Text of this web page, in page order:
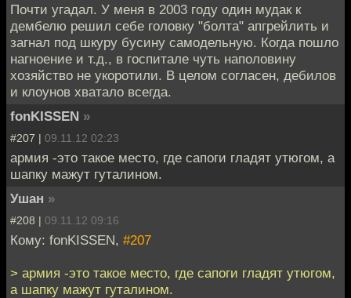
Почти угадал. У меня в 2003 году один мудак к
дембелю решил себе головку "болта" апгрейлить и
загнал под шкуру бусину самодельную. Когда пошло
нагноение и т.д., в госпитале чуть наполовину
хозяйство не укоротили. В целом согласен, дебилов
и клоунов хватало всегда.
fonKISSEN »
#207 | 09.11.12 02:23
армия -это такое место, где сапоги гладят утюгом, а
шапку мажут гуталином.
Ушан »
#208 | 09.11.12 09:16
Кому: fonKISSEN, #207
> армия -это такое место, где сапоги гладят утюгом,
а шапку мажут гуталином.